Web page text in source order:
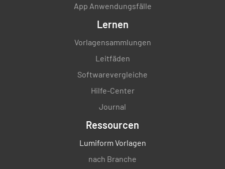
App Anwendungsfälle
Lernen
Vorlagensammlungen
Leitfäden
Softwarevergleiche
Hilfe-Center
Journal
Ressourcen
Lumiform Vorlagen
nach Branche